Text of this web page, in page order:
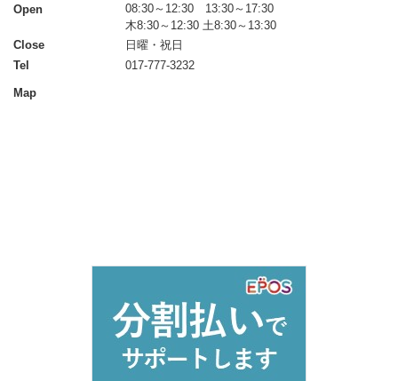
Open
08:30～12:30 13:30～17:30
木8:30～12:30 土8:30～13:30
Close
日曜・祝日
Tel
017-777-3232
Map